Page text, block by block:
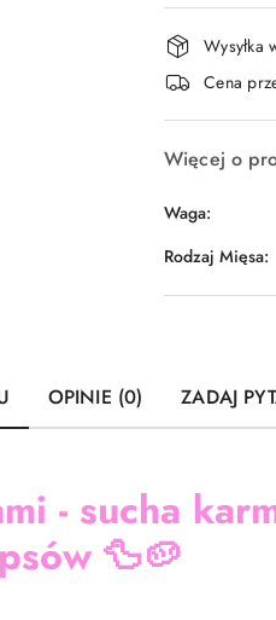
i
dostawa
Wysyłka
Cena
Więcej o
Waga:
Rodzaj Mięsa:
OPINIE (0) ZADAJ
- sucha
psów🦆🥔